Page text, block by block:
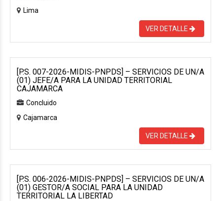
Lima
VER DETALLE
[P.S. 007-2026-MIDIS-PNPDS] – SERVICIOS DE UN/A
(01) JEFE/A PARA LA UNIDAD TERRITORIAL
CAJAMARCA
Concluido
Cajamarca
VER DETALLE
[P.S. 006-2026-MIDIS-PNPDS] – SERVICIOS DE UN/A
(01) GESTOR/A SOCIAL PARA LA UNIDAD
TERRITORIAL LA LIBERTAD